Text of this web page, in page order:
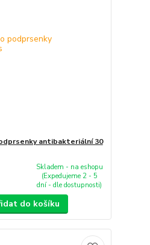
antibakteriální 30
Skladem - na eshopu
(Expedujeme 2 - 5
dní - dle dostupnosti)
do košíku